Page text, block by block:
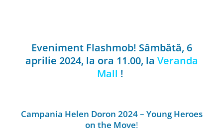
Eveniment Flashmob! Sâmbătă, 6
aprilie 2024, la ora 11.00, la Veranda
Mall !
Campania Helen Doron 2024 – Young Heroes
on the Move!